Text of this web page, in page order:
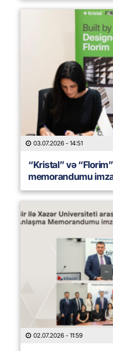
03.07.2026 - 14:51
“Kristal” və
memorandumu
02.07.2026 - 11:59